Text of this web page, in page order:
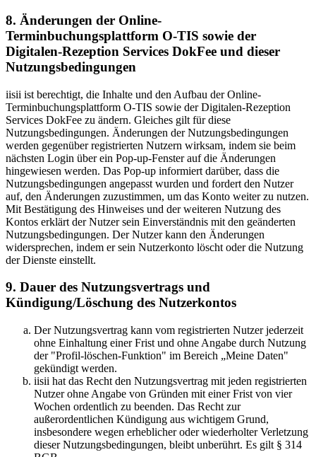
8. Änderungen der Online-
Terminbuchungsplattform O-TIS sowie der
Digitalen-Rezeption Services DokFee und dieser
Nutzungsbedingungen
iisii ist berechtigt, die Inhalte und den Aufbau der Online-
Terminbuchungsplattform O-TIS sowie der Digitalen-Rezeption
Services DokFee zu ändern. Gleiches gilt für diese
Nutzungsbedingungen. Änderungen der Nutzungsbedingungen
werden gegenüber registrierten Nutzern wirksam, indem sie beim
nächsten Login über ein Pop-up-Fenster auf die Änderungen
hingewiesen werden. Das Pop-up informiert darüber, dass die
Nutzungsbedingungen angepasst wurden und fordert den Nutzer
auf, den Änderungen zuzustimmen, um das Konto weiter zu nutzen.
Mit Bestätigung des Hinweises und der weiteren Nutzung des
Kontos erklärt der Nutzer sein Einverständnis mit den geänderten
Nutzungsbedingungen. Der Nutzer kann den Änderungen
widersprechen, indem er sein Nutzerkonto löscht oder die Nutzung
der Dienste einstellt.
9. Dauer des Nutzungsvertrags und
Kündigung/Löschung des Nutzerkontos
Der Nutzungsvertrag kann vom registrierten Nutzer jederzeit
ohne Einhaltung einer Frist und ohne Angabe durch Nutzung
der "Profil-löschen-Funktion" im Bereich „Meine Daten"
gekündigt werden.
iisii hat das Recht den Nutzungsvertrag mit jeden registrierten
Nutzer ohne Angabe von Gründen mit einer Frist von vier
Wochen ordentlich zu beenden. Das Recht zur
außerordentlichen Kündigung aus wichtigem Grund,
insbesondere wegen erheblicher oder wiederholter Verletzung
dieser Nutzungsbedingungen, bleibt unberührt. Es gilt § 314